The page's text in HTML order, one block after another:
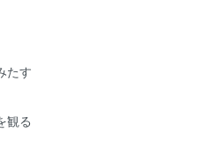
たす
観る